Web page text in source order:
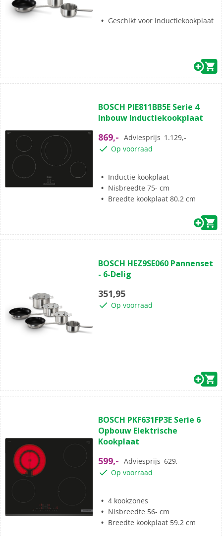
Geschikt voor inductiekookplaat
van
de
sterren.
3
BOSCH PIE811BB5E Serie 4
Inbouw Inductiekookplaat
869,- Adviesprijs 1.129,-
Op voorraad
Inductie kookplaat
Nisbreedte 75- cm
Breedte kookplaat 80.2 cm
van
de
sterren.
BOSCH HEZ9SE060 Pannenset
- 6-Delig
351,95
Op voorraad
van
de
5
BOSCH PKF631FP3E Serie 6
Opbouw Elektrische
Kookplaat
599,- Adviesprijs 629,-
Op voorraad
4 kookzones
Nisbreedte 56- cm
Breedte kookplaat 59.2 cm